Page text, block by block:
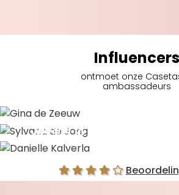
Influencers
ontmoet onze
ambassadeurs
Sylvana de Jong